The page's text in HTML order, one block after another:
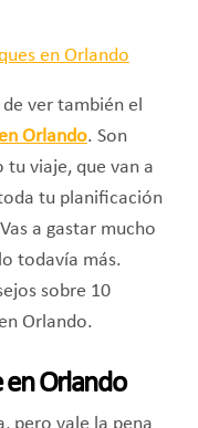
ver también el
Orlando. Son
tu viaje, que van a
tu planificación
a gastar mucho
todavía más.
sobre 10
Orlando.
en Orlando